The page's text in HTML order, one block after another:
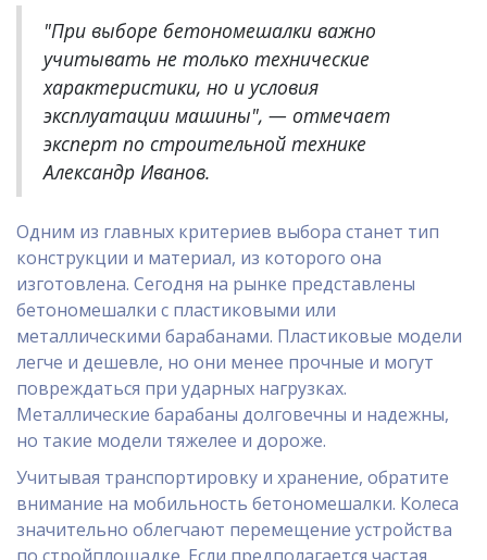
"При выборе бетономешалки важно
учитывать не только технические
характеристики, но и условия
эксплуатации машины", — отмечает
эксперт по строительной технике
Александр Иванов.
Одним из главных критериев выбора станет тип
конструкции и материал, из которого она
изготовлена. Сегодня на рынке представлены
бетономешалки с пластиковыми или
металлическими барабанами. Пластиковые модели
легче и дешевле, но они менее прочные и могут
повреждаться при ударных нагрузках.
Металлические барабаны долговечны и надежны,
но такие модели тяжелее и дороже.
Учитывая транспортировку и хранение, обратите
внимание на мобильность бетономешалки. Колеса
значительно облегчают перемещение устройства